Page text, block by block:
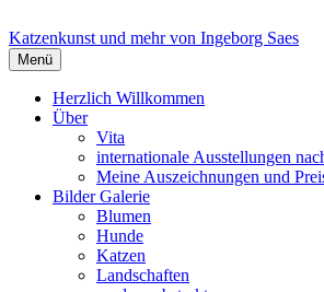
zum
Inhalt
Katzenkunst und mehr von Ingeborg Saes
Menü
Herzlich Willkommen
Über
Vita
internationale Ausstellungen
Meine Auszeichnungen und
Bilder Galerie
Blumen
Hunde
Katzen
Landschaften